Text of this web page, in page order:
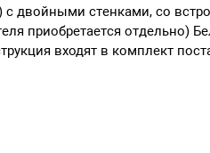
с двойными стенками, со
приобретается отдельно)
входят в комплект